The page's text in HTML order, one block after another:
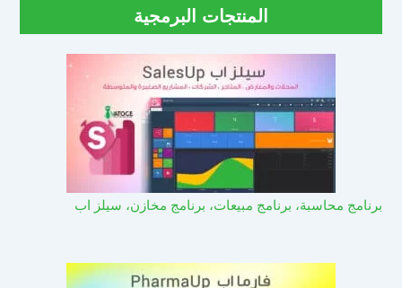
المنتجات البرمجية
برنامج محاسبة، برنامج مبيعات، برنامج مخازن، سيلز اب